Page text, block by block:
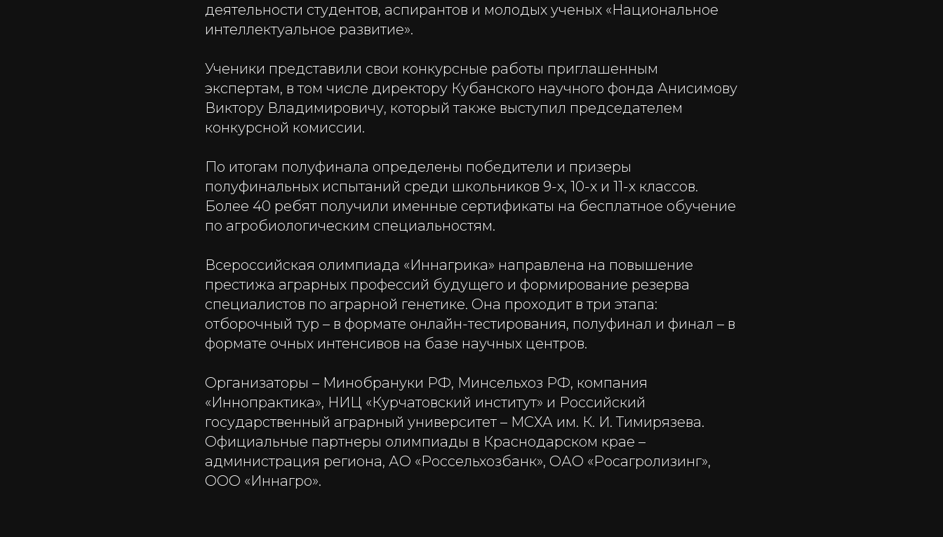
деятельности студентов, аспирантов и молодых ученых «Национальное
интеллектуальное развитие».
Ученики представили свои конкурсные работы приглашенным
экспертам, в том числе директору Кубанского научного фонда Анисимову
Виктору Владимировичу, который также выступил председателем
конкурсной комиссии.
По итогам полуфинала определены победители и призеры
полуфинальных испытаний среди школьников 9-х, 10-х и 11-х классов.
Более 40 ребят получили именные сертификаты на бесплатное обучение
по агробиологическим специальностям.
Всероссийская олимпиада «Иннагрика» направлена на повышение
престижа аграрных профессий будущего и формирование резерва
специалистов по аграрной генетике. Она проходит в три этапа:
отборочный тур – в формате онлайн-тестирования, полуфинал и финал – в
формате очных интенсивов на базе научных центров.
Организаторы – Минобрануки РФ, Минсельхоз РФ, компания
«Иннопрактика», НИЦ «Курчатовский институт» и Российский
государственный аграрный университет – МСХА им. К. И. Тимирязева.
Официальные партнеры олимпиады в Краснодарском крае –
администрация региона, АО «Россельхозбанк», ОАО «Росагролизинг»,
ООО «Иннагро».